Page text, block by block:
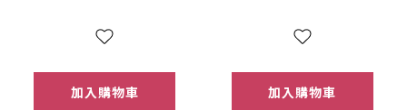
加入購物車 加入購物車